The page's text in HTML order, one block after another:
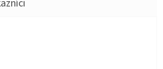
obchodu je 5 z 5 hvězdiček.